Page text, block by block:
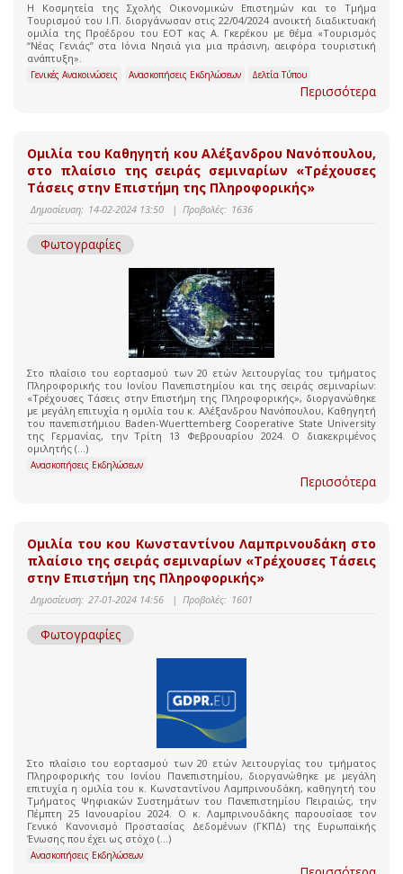
Η Κοσμητεία της Σχολής Οικονομικών Επιστημών και το Τμήμα
Τουρισμού του Ι.Π. διοργάνωσαν στις 22/04/2024 ανοικτή διαδικτυακή
ομιλία της Προέδρου του ΕΟΤ κας Α. Γκερέκου με θέμα «Τουρισμός
“Νέας Γενιάς” στα Ιόνια Νησιά για μια πράσινη, αειφόρα τουριστική
ανάπτυξη».
Γενικές Ανακοινώσεις Ανασκοπήσεις Εκδηλώσεων Δελτία Τύπου
Περισσότερα
Ομιλία του Καθηγητή κου Αλέξανδρου Νανόπουλου,
στο πλαίσιο της σειράς σεμιναρίων «Τρέχουσες
Τάσεις στην Επιστήμη της Πληροφορικής»
Δημοσίευση: 14-02-2024 13:50 | Προβολές: 1636
Φωτογραφίες
Στο πλαίσιο του εορτασμού των 20 ετών λειτουργίας του τμήματος
Πληροφορικής του Ιονίου Πανεπιστημίου και της σειράς σεμιναρίων:
«Τρέχουσες Τάσεις στην Επιστήμη της Πληροφορικής», διοργανώθηκε
με μεγάλη επιτυχία η ομιλία του κ. Αλέξανδρου Νανόπουλου, Καθηγητή
του πανεπιστήμιου Baden-Wuerttemberg Cooperative State University
της Γερμανίας, την Τρίτη 13 Φεβρουαρίου 2024. Ο διακεκριμένος
ομιλητής (...)
Ανασκοπήσεις Εκδηλώσεων
Περισσότερα
Ομιλία του κου Κωνσταντίνου Λαμπρινουδάκη στο
πλαίσιο της σειράς σεμιναρίων «Τρέχουσες Τάσεις
στην Επιστήμη της Πληροφορικής»
Δημοσίευση: 27-01-2024 14:56 | Προβολές: 1601
Φωτογραφίες
Στο πλαίσιο του εορτασμού των 20 ετών λειτουργίας του τμήματος
Πληροφορικής του Ιονίου Πανεπιστημίου, διοργανώθηκε με μεγάλη
επιτυχία η ομιλία του κ. Κωνσταντίνου Λαμπρινουδάκη, καθηγητή του
Τμήματος Ψηφιακών Συστημάτων του Πανεπιστημίου Πειραιώς, την
Πέμπτη 25 Ιανουαρίου 2024. Ο κ. Λαμπρινουδάκης παρουσίασε τον
Γενικό Κανονισμό Προστασίας Δεδομένων (ΓΚΠΔ) της Ευρωπαϊκής
Ένωσης που έχει ως στόχο (...)
Ανασκοπήσεις Εκδηλώσεων